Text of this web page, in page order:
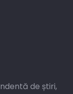
de știri,